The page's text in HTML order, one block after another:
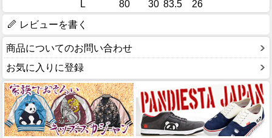
L
80 30 83.5
26
レビューを書く
商品についてのお問い合わせ
お気に入りに登録